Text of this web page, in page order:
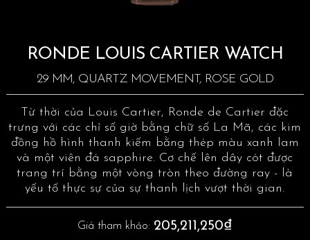
RONDE LOUIS CARTIER WATCH
29 MM, QUARTZ MOVEMENT, ROSE GOLD
Từ thời của Louis Cartier, Ronde de Cartier đặc
trưng với các chỉ số giờ bằng chữ số La Mã, các kim
đồng hồ hình thanh kiếm bằng thép màu xanh lam
và một viên đá sapphire. Cơ chế lên dây cót được
trang trí bằng một vòng tròn theo đường ray - là
yếu tố thực sự của sự thanh lịch vượt thời gian.
Giá tham khảo: 205,211,250₫